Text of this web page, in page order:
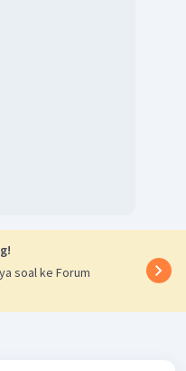
soal ke Forum